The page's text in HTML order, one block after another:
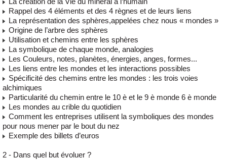
Rappel des 4 éléments et des 4 règnes et de leurs liens
La représentation des sphères,appelées chez nous « mondes »
Origine de l’arbre des sphères
Utilisation et chemins entre les sphères
La symbolique de chaque monde, analogies
Les Couleurs, notes, planètes, énergies, anges, formes...
Les liens entre les mondes et les interactions possibles
Spécificité des chemins entre les mondes : les trois voies
alchimiques
Particularité du chemin entre le 10 è et le 9 è monde 6 è monde
Les mondes au crible du quotidien
Comment les entreprises utilisent la symboliques des mondes
pour nous mener par le bout du nez
Exemple des billets d’euros
2 - Dans quel but évoluer ?